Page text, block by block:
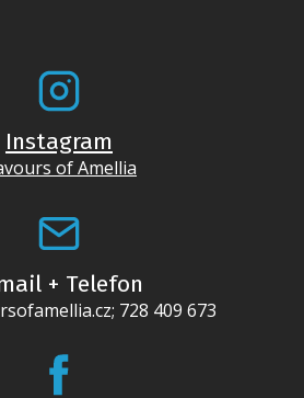
Instagram
of Amellia
+ Telefon
728 409 673